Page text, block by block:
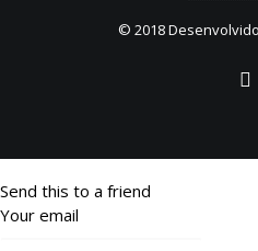
© 2018
Send this to a friend
Your email